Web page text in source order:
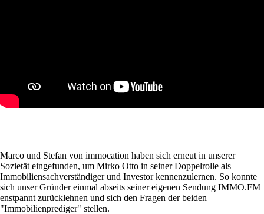
Marco und Stefan von immocation haben sich erneut in unserer
Sozietät eingefunden, um Mirko Otto in seiner Doppelrolle als
Immobiliensachverständiger und Investor kennenzulernen. So konnte
sich unser Gründer einmal abseits seiner eigenen Sendung IMMO.FM
enstpannt zurücklehnen und sich den Fragen der beiden
"Immobilienprediger" stellen.